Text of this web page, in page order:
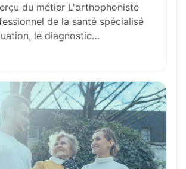
plus !
votre
Votre nom
du métier L'orthophoniste
de la santé spécialisé
le diagnostic…